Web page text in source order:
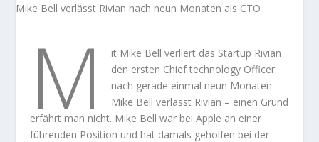
Mike Bell verlässt Rivian nach neun Monaten als CTO
M
it Mike Bell verliert das Startup Rivian
den ersten Chief technology Officer
nach gerade einmal neun Monaten.
Mike Bell verlässt Rivian – einen Grund
erfährt man nicht. Mike Bell war bei Apple an einer
führenden Position und hat damals geholfen bei der